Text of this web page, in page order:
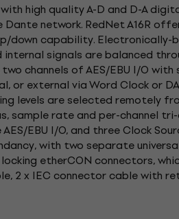
high quality A-D and D-A
network. RedNet A16R
down capability.
signals are balanced
channels of AES/EBU I/O
or external via Word Clock or
levels are selected remotely
sample rate and per-channel
EBU I/O, and three Clock
with two separate
etherCON connectors,
2 x IEC connector cable with